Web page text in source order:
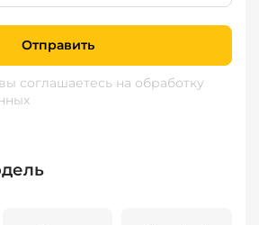
Отправить
соглашаетесь на обработку